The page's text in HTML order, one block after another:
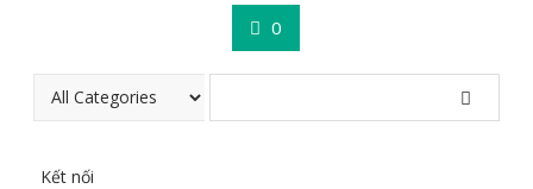
0
Kết nối